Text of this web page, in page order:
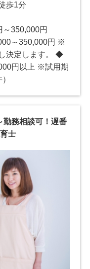
歩1分
～350,000円
～350,000円 ※
決定します。 ◆
円以上 ※試用期
務相談可！遅番
士